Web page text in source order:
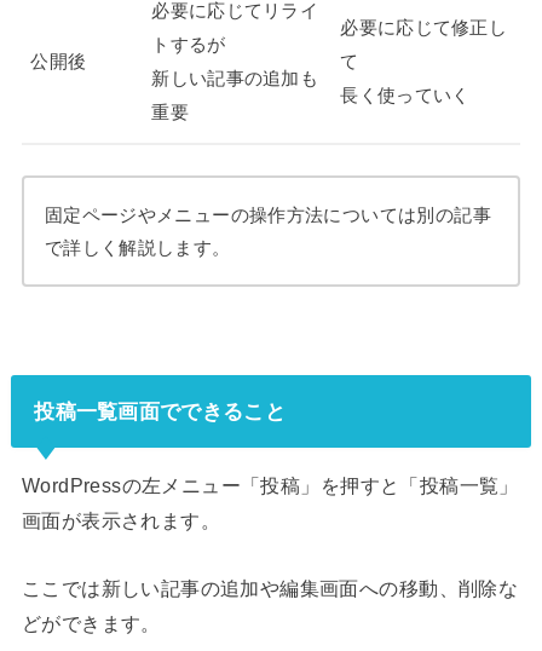
公開後
必要に応じてリライ
トするが
新しい記事の追加も
重要
必要に応じて修正し
て
長く使っていく
固定ページやメニューの操作方法については別の記事
で詳しく解説します。
投稿一覧画面でできること
WordPressの左メニュー「投稿」を押すと「投稿一覧」
画面が表示されます。
ここでは新しい記事の追加や編集画面への移動、削除な
どができます。